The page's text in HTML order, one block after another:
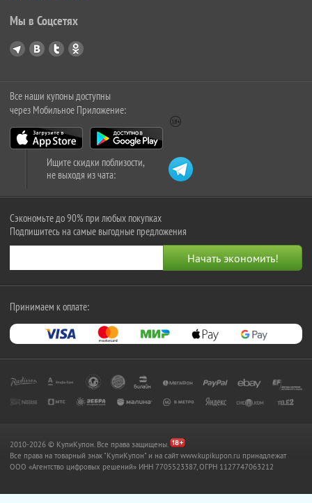
Мы в Соцсетях
Все наши купоны доступны
через Мобильное Приложение:
Ищите скидки поблизости,
не выходя из чата:
Сэкономьте до 90% при любых покупках
Подпишитесь на самые выгодные предложения
Принимаем к оплате:
2010-2026 © КупиКупон. Все права защищены.
Все права на товарный знак "КупиКупон" и на сайт www.kupikupon.ru принадлежат
OOO «Агентство цифровых решений» ИНН 7705523387, ОГРН 1127747063212